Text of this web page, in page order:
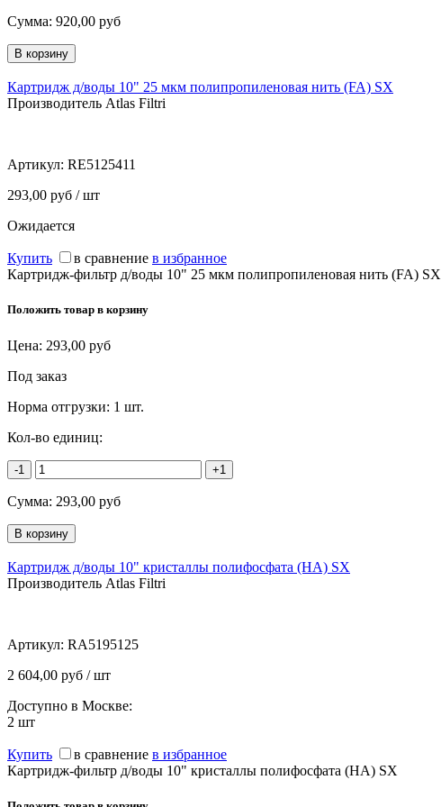
Сумма: 920,00 руб
Картридж д/воды 10" 25 мкм полипропиленовая нить (FA) SX
Производитель Atlas Filtri
Артикул: RE5125411
293,00 руб / шт
Ожидается
Купить в сравнение в избранное
Картридж-фильтр д/воды 10" 25 мкм полипропиленовая нить (FA) SX
Положить товар в корзину
Цена: 293,00 руб
Под заказ
Норма отгрузки: 1 шт.
Кол-во единиц:
-1 +1
Сумма: 293,00 руб
Картридж д/воды 10" кристаллы полифосфата (HA) SX
Производитель Atlas Filtri
Артикул: RA5195125
2 604,00 руб / шт
Доступно в Москве:
2 шт
Купить в сравнение в избранное
Картридж-фильтр д/воды 10" кристаллы полифосфата (HA) SX